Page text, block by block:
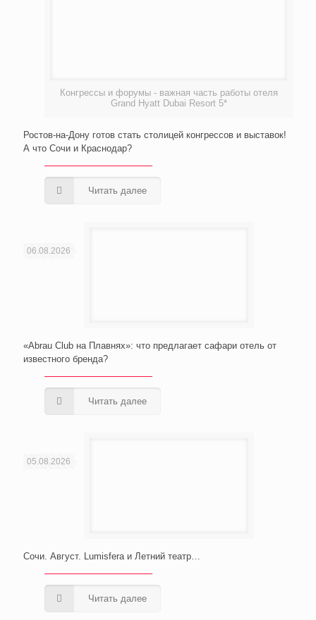
Конгрессы и форумы - важная часть работы отеля
Grand Hyatt Dubai Resort 5*
Ростов-на-Дону готов стать столицей конгрессов и выставок!
А что Сочи и Краснодар?
Читать далее
06.08.2026
«Abrau Club на Плавнях»: что предлагает сафари отель от
известного бренда?
Читать далее
05.08.2026
Сочи. Август. Lumisfera и Летний театр…
Читать далее